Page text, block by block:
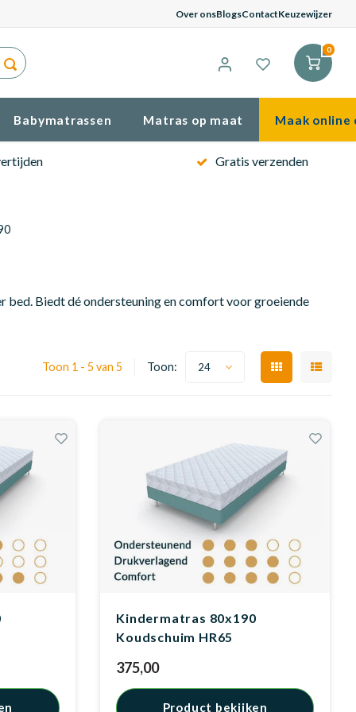
Over onsBlogsContactKeuzewijzer
0
Babymatrassen Matras op maat Maak online
Gratis verzenden
Biedt dé ondersteuning en comfort voor groeiende
Toon 1 - 5 van 5 Toon: 24
Kindermatras 80x190
Koudschuim HR65
375,00
Product bekijken